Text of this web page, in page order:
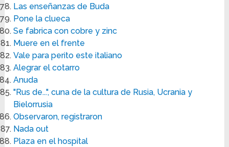
Las enseñanzas de Buda
Pone la clueca
Se fabrica con cobre y zinc
Muere en el frente
Vale para perito este italiano
Alegrar el cotarro
Anuda
"Rus de...", cuna de la cultura de Rusia, Ucrania y
Bielorrusia
Observaron, registraron
Nada out
Plaza en el hospital